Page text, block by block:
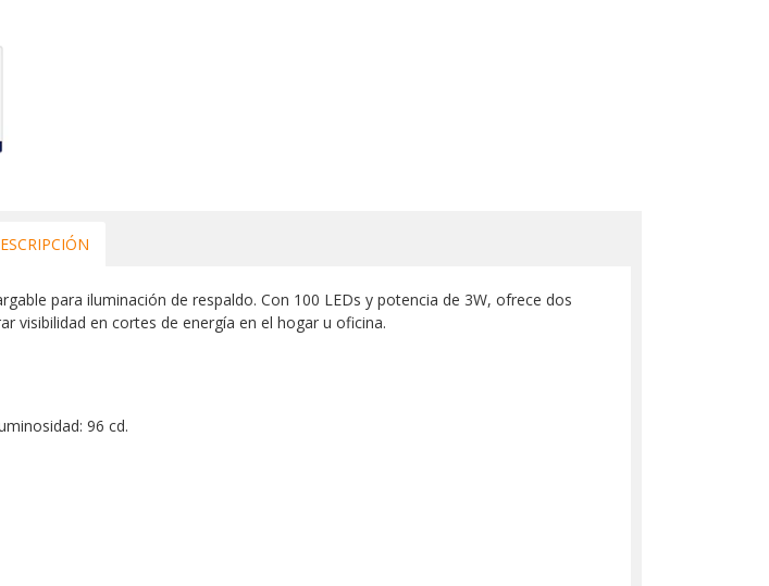
para iluminación de respaldo. Con 100 LEDs y potencia de 3W, ofrece dos
visibilidad en cortes de energía en el hogar u oficina.
96 cd.